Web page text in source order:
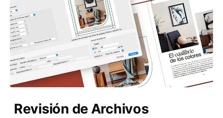
Revisión de Archivos